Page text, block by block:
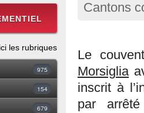
les rubriques
975
154
679
Cantons
Le
Morsiglia
inscrit à
par